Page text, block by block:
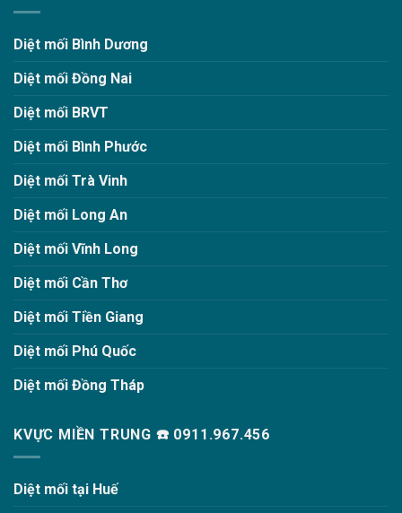
Diệt mối Bình Dương
Diệt mối Đồng Nai
Diệt mối BRVT
Diệt mối Bình Phước
Diệt mối Trà Vinh
Diệt mối Long An
Diệt mối Vĩnh Long
Diệt mối Cần Thơ
Diệt mối Tiền Giang
Diệt mối Phú Quốc
Diệt mối Đồng Tháp
KVỰC MIỀN TRUNG ☎️ 0911.967.456
Diệt mối tại Huế